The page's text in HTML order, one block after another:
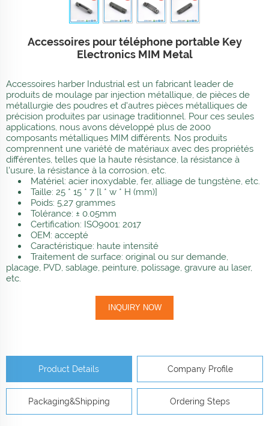
Accessoires pour téléphone portable Key
Electronics MIM Metal
Accessoires harber Industrial est un fabricant leader de
produits de moulage par injection métallique, de pièces de
métallurgie des poudres et d'autres pièces métalliques de
précision produites par usinage traditionnel. Pour ces seules
applications, nous avons développé plus de 2000
composants métalliques MIM différents. Nos produits
comprennent une variété de matériaux avec des propriétés
différentes, telles que la haute résistance, la résistance à
l'usure, la résistance à la corrosion, etc.
Matériel: acier inoxydable, fer, alliage de tungstène, etc.
Taille: 25 * 15 * 7 [l * w * H (mm)]
Poids: 5,27 grammes
Tolérance: ± 0.05mm
Certification: ISO9001: 2017
OEM: accepté
Caractéristique: haute intensité
Traitement de surface: original ou sur demande,
placage, PVD, sablage, peinture, polissage, gravure au laser,
etc.
INQUIRY NOW
Product Details Company Profile
Packaging&Shipping Ordering Steps